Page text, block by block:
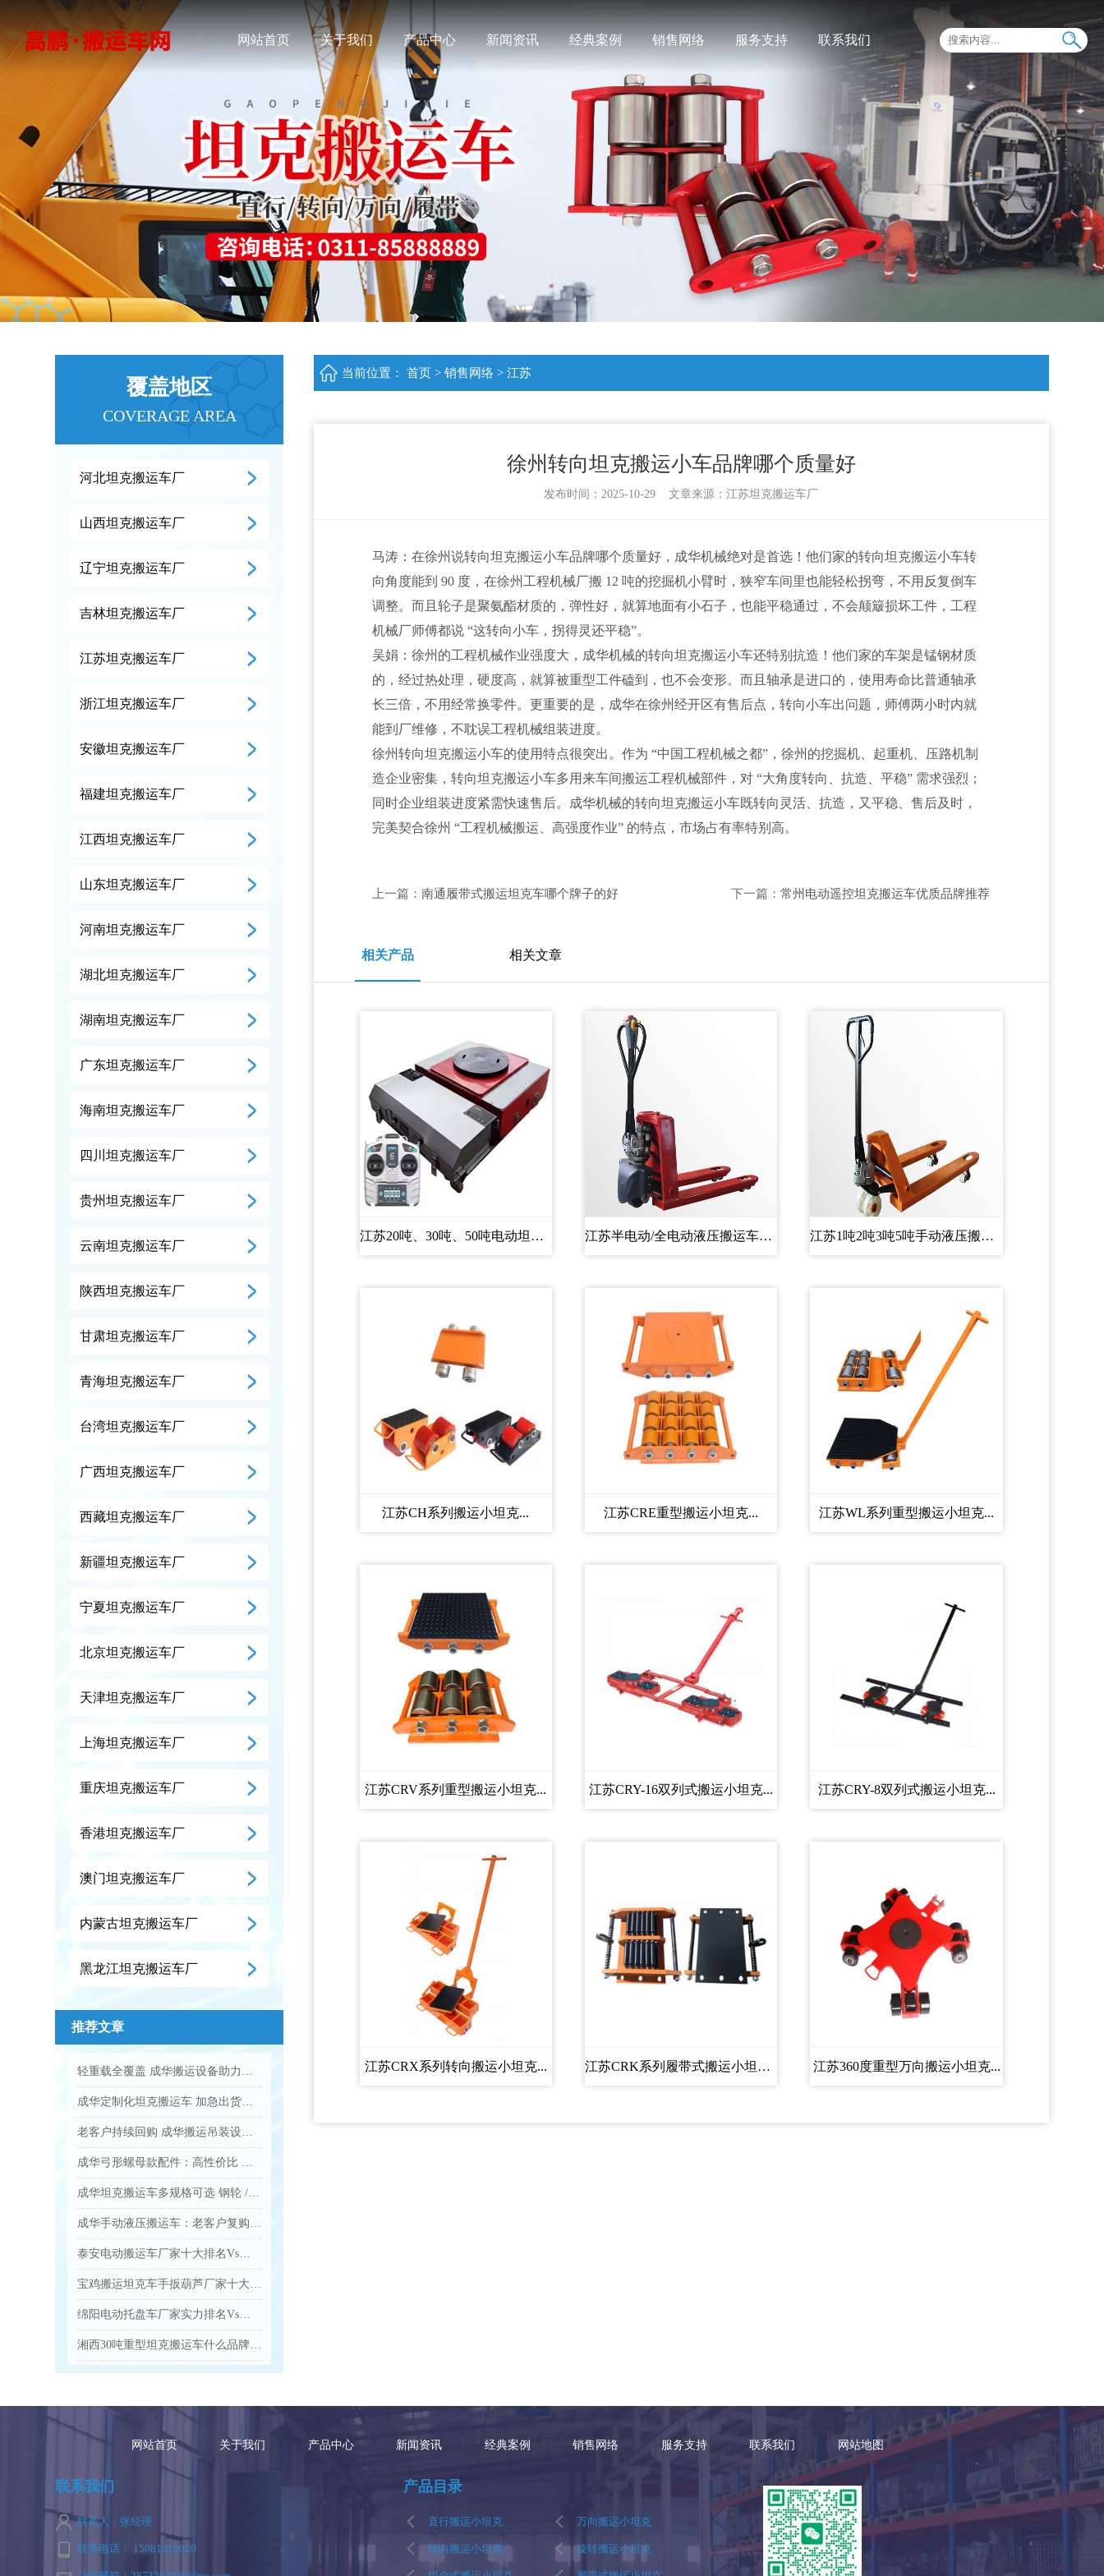
网站首页 关于我们 产品中心 新闻资讯 经典案例 销售网络 服务支持 联系我们
覆盖地区
COVERAGE AREA
河北坦克搬运车厂
山西坦克搬运车厂
辽宁坦克搬运车厂
吉林坦克搬运车厂
江苏坦克搬运车厂
浙江坦克搬运车厂
安徽坦克搬运车厂
福建坦克搬运车厂
江西坦克搬运车厂
山东坦克搬运车厂
河南坦克搬运车厂
湖北坦克搬运车厂
湖南坦克搬运车厂
广东坦克搬运车厂
海南坦克搬运车厂
四川坦克搬运车厂
贵州坦克搬运车厂
云南坦克搬运车厂
陕西坦克搬运车厂
甘肃坦克搬运车厂
青海坦克搬运车厂
台湾坦克搬运车厂
广西坦克搬运车厂
西藏坦克搬运车厂
新疆坦克搬运车厂
宁夏坦克搬运车厂
北京坦克搬运车厂
天津坦克搬运车厂
上海坦克搬运车厂
重庆坦克搬运车厂
香港坦克搬运车厂
澳门坦克搬运车厂
内蒙古坦克搬运车厂
黑龙江坦克搬运车厂
推荐文章
轻重载全覆盖 成华搬运设备助力企业降本增效...
成华定制化坦克搬运车 加急出货满足工业应急需求...
老客户持续回购 成华搬运吊装设备凭实力圈粉...
成华弓形螺母款配件：高性价比 工业吊装紧固优选...
成华坦克搬运车多规格可选 钢轮 / 聚氨酯轮适配全场景...
成华手动液压搬运车：老客户复购爆款 高效装卸好帮手...
泰安电动搬运车厂家十大排名Vs口碑优选品牌名单...
宝鸡搬运坦克车手扳葫芦厂家十大排名Vs品牌推荐...
绵阳电动托盘车厂家实力排名Vs口碑好的品牌有哪些...
湘西30吨重型坦克搬运车什么品牌的质量好...
当前位置： 首页> 销售网络 > 江苏
徐州转向坦克搬运小车品牌哪个质量好
发布时间：2025-10-29 文章来源：江苏坦克搬运车厂
马涛：在徐州说转向坦克搬运小车品牌哪个质量好，成华机械绝对是首选！他们家的转向坦克搬运小车转
向角度能到 90 度，在徐州工程机械厂搬 12 吨的挖掘机小臂时，狭窄车间里也能轻松拐弯，不用反复倒车
调整。而且轮子是聚氨酯材质的，弹性好，就算地面有小石子，也能平稳通过，不会颠簸损坏工件，工程
机械厂师傅都说 “这转向小车，拐得灵还平稳”。
吴娟：徐州的工程机械作业强度大，成华机械的转向坦克搬运小车还特别抗造！他们家的车架是锰钢材质
的，经过热处理，硬度高，就算被重型工件磕到，也不会变形。而且轴承是进口的，使用寿命比普通轴承
长三倍，不用经常换零件。更重要的是，成华在徐州经开区有售后点，转向小车出问题，师傅两小时内就
能到厂维修，不耽误工程机械组装进度。
徐州转向坦克搬运小车的使用特点很突出。作为 “中国工程机械之都”，徐州的挖掘机、起重机、压路机制
造企业密集，转向坦克搬运小车多用来车间搬运工程机械部件，对 “大角度转向、抗造、平稳” 需求强烈；
同时企业组装进度紧需快速售后。成华机械的转向坦克搬运小车既转向灵活、抗造，又平稳、售后及时，
完美契合徐州 “工程机械搬运、高强度作业” 的特点，市场占有率特别高。
上一篇：南通履带式搬运坦克车哪个牌子的好 下一篇：常州电动遥控坦克搬运车优质品牌推荐
相关产品 相关文章
江苏20吨、30吨、50吨电动坦克搬... 江苏半电动/全电动液压搬运车托... 江苏1吨2吨3吨5吨手动液压搬运车...
江苏CH系列搬运小坦克... 江苏CRE重型搬运小坦克... 江苏WL系列重型搬运小坦克...
江苏CRV系列重型搬运小坦克... 江苏CRY-16双列式搬运小坦克... 江苏CRY-8双列式搬运小坦克...
江苏CRX系列转向搬运小坦克... 江苏CRK系列履带式搬运小坦克... 江苏360度重型万向搬运小坦克...
网站首页 关于我们 产品中心 新闻资讯 经典案例 销售网络 服务支持 联系我们 网站地图
联系我们
联系人：张经理
联系电话： 15081810020
产品目录
直行搬运小坦克 万向搬运小坦克
转向搬运小坦克 旋转搬运小坦克